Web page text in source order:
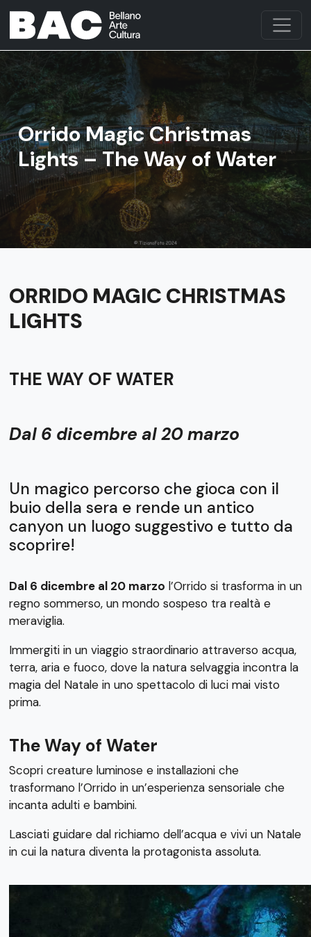
Orrido Magic Christmas
Lights – The Way of Water
ORRIDO MAGIC CHRISTMAS
LIGHTS
THE WAY OF WATER
Dal 6 dicembre al 20 marzo
Un magico percorso che gioca con il
buio della sera e rende un antico
canyon un luogo suggestivo e tutto da
scoprire!
Dal 6 dicembre al 20 marzo l’Orrido si trasforma in un
regno sommerso, un mondo sospeso tra realtà e
meraviglia.
Immergiti in un viaggio straordinario attraverso acqua,
terra, aria e fuoco, dove la natura selvaggia incontra la
magia del Natale in uno spettacolo di luci mai visto
prima.
The Way of Water
Scopri creature luminose e installazioni che
trasformano l’Orrido in un’esperienza sensoriale che
incanta adulti e bambini.
Lasciati guidare dal richiamo dell’acqua e vivi un Natale
in cui la natura diventa la protagonista assoluta.